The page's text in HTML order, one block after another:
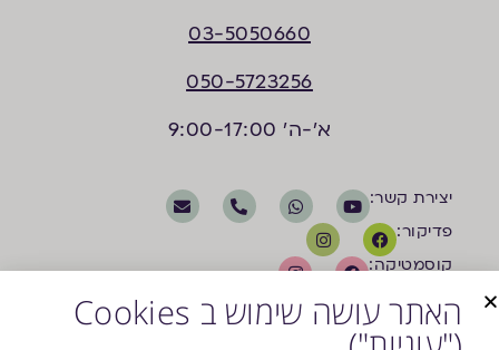
03-5050660
050-5723256
א'-ה' 9:00-17:00
יצירת קשר:
פדיקור:
קוסמטיקה:
האתר עושה שימוש ב Cookies